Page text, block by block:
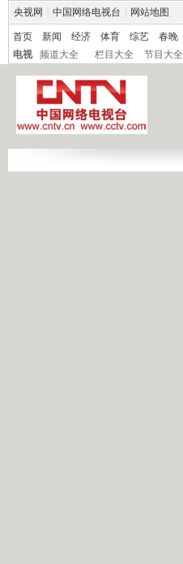
央视网 中国网络电视台 网站地图
首页 新闻 经济 体育 综艺 春晚
电视
频道大全 栏目大全 节目大全